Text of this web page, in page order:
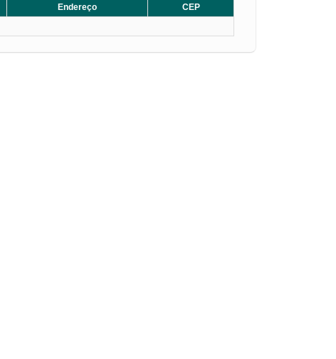
Endereço
CEP